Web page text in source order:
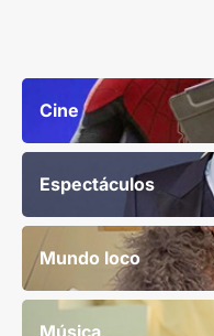
Cine
Espectáculos
Mundo loco
Música